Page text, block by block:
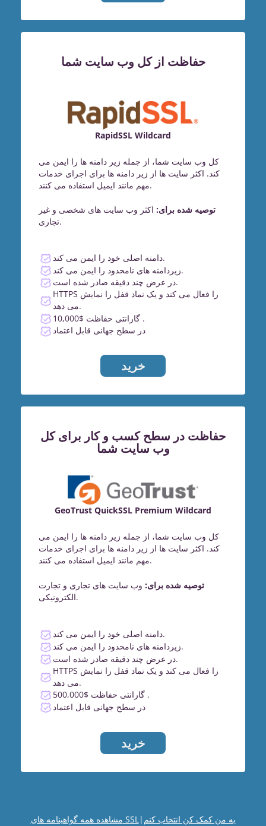
حفاظت از کل وب سایت شما
RapidSSL Wildcard
کل وب سایت شما، از جمله زیر دامنه ها را ایمن می
کند. اکثر سایت ها از زیر دامنه ها برای اجرای خدمات
مهم مانند ایمیل استفاده می کنند.
توصیه شده برای: اکثر وب سایت های شخصی و غیر
تجاری.
دامنه اصلی خود را ایمن می کند.
زیردامنه های نامحدود را ایمن می کند.
در عرض چند دقیقه صادر شده است.
HTTPS را فعال می کند و یک نماد قفل را نمایش
می دهد.
گارانتی حفاظت $10,000 .
در سطح جهانی قابل اعتماد
خرید
حفاظت در سطح کسب و کار برای کل
وب سایت شما
GeoTrust QuickSSL Premium Wildcard
کل وب سایت شما، از جمله زیر دامنه ها را ایمن می
کند. اکثر سایت ها از زیر دامنه ها برای اجرای خدمات
مهم مانند ایمیل استفاده می کنند.
توصیه شده برای: وب سایت های تجاری و تجارت
الکترونیکی.
دامنه اصلی خود را ایمن می کند.
زیردامنه های نامحدود را ایمن می کند.
در عرض چند دقیقه صادر شده است.
HTTPS را فعال می کند و یک نماد قفل را نمایش
می دهد.
گارانتی حفاظت $500,000 .
در سطح جهانی قابل اعتماد
خرید
مشاهده همه گواهینامه های SSL| به من کمک کن انتخاب کنم